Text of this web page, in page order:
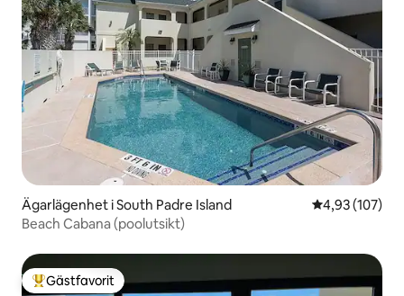
Ägarlägenhet i South Padre Island 4,93 av 5 i
4,93 (107)
Beach Cabana (poolutsikt)
Populär gästfavorit
Gästfavorit